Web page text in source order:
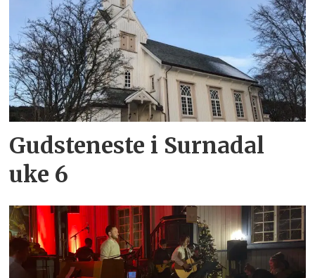
Gudsteneste i Surnadal
uke 6